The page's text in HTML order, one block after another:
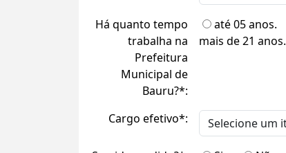
Há quanto tempo
trabalha na
Prefeitura
Municipal de
Bauru?*:
até 05 anos.
mais de 21 anos.
Cargo efetivo*: